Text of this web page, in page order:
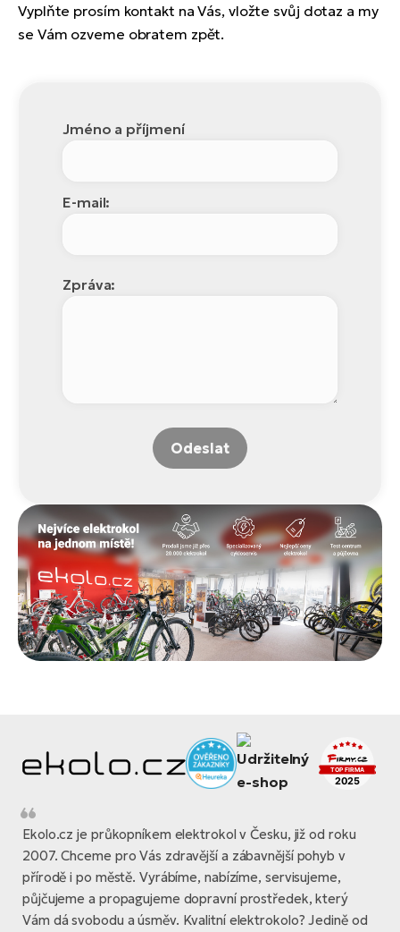
Vyplňte prosím kontakt na Vás, vložte svůj dotaz a my
se Vám ozveme obratem zpět.
Jméno a příjmení
E-mail:
Zpráva:
Odeslat
Ekolo.cz je průkopníkem elektrokol v Česku, již od roku
2007. Chceme pro Vás zdravější a zábavnější pohyb v
přírodě i po městě. Vyrábíme, nabízíme, servisujeme,
půjčujeme a propagujeme dopravní prostředek, který
Vám dá svobodu a úsměv. Kvalitní elektrokolo? Jedině od